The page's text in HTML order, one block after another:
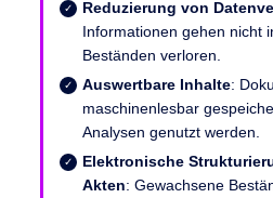
Reduzierung von
Informationen gehen nicht
Beständen verloren.
Auswertbare Inhalte:
maschinenlesbar
Analysen genutzt werden.
Elektronische
Akten: Gewachsene